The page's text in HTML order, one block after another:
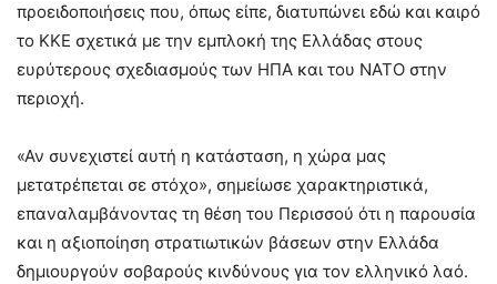
προειδοποιήσεις που, όπως είπε, διατυπώνει εδώ και καιρό
το ΚΚΕ σχετικά με την εμπλοκή της Ελλάδας στους
ευρύτερους σχεδιασμούς των ΗΠΑ και του ΝΑΤΟ στην
περιοχή.
«Αν συνεχιστεί αυτή η κατάσταση, η χώρα μας
μετατρέπεται σε στόχο», σημείωσε χαρακτηριστικά,
επαναλαμβάνοντας τη θέση του Περισσού ότι η παρουσία
και η αξιοποίηση στρατιωτικών βάσεων στην Ελλάδα
δημιουργούν σοβαρούς κινδύνους για τον ελληνικό λαό.